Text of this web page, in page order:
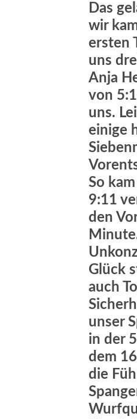
Das
wir
ersten
uns
Anja
von
uns.
einige
So
9:11
den
Glück
auch
unser
in der
dem
die